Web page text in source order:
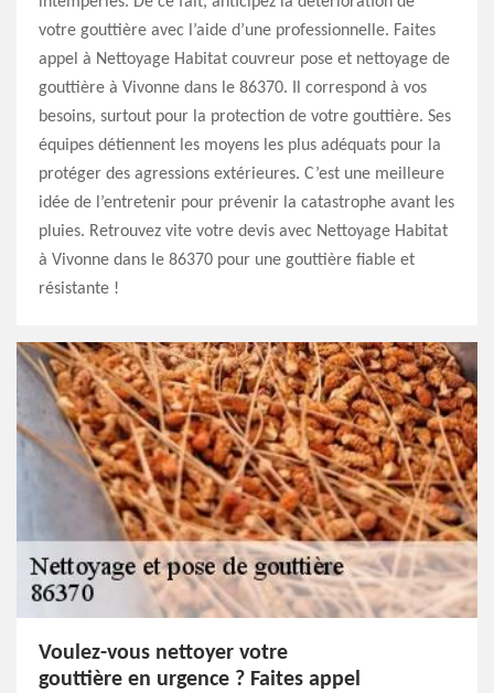
votre gouttière avec l’aide d’une professionnelle. Faites
appel à Nettoyage Habitat couvreur pose et nettoyage de
gouttière à Vivonne dans le 86370. Il correspond à vos
besoins, surtout pour la protection de votre gouttière. Ses
équipes détiennent les moyens les plus adéquats pour la
protéger des agressions extérieures. C’est une meilleure
idée de l’entretenir pour prévenir la catastrophe avant les
pluies. Retrouvez vite votre devis avec Nettoyage Habitat
à Vivonne dans le 86370 pour une gouttière fiable et
résistante !
Voulez-vous nettoyer votre
gouttière en urgence ? Faites appel